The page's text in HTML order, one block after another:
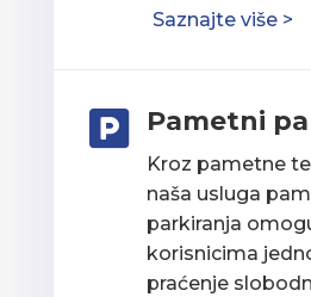
Saznajte više >
 Pametni
Kroz pametne
naša usluga
parkiranja
korisnicima
praćenje